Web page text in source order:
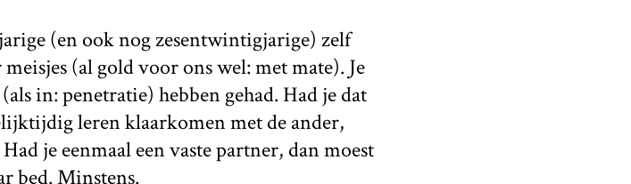
(en ook nog zesentwintigjarige) zelf
(al gold voor ons wel: met mate). Je
in: penetratie) hebben gehad. Had je dat
leren klaarkomen met de ander,
je eenmaal een vaste partner, dan moest
bed. Minstens.